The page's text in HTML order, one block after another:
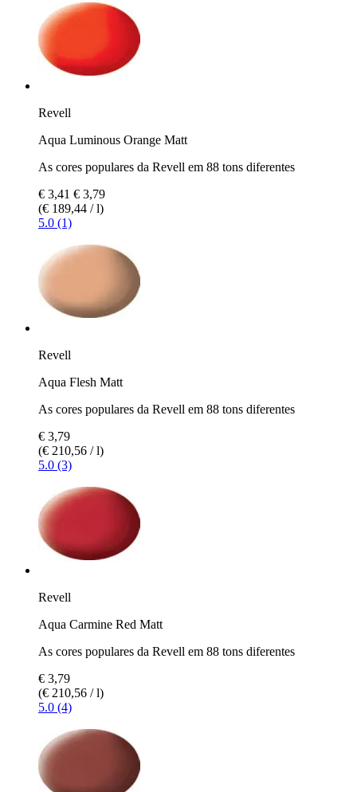
Revell
Aqua Luminous Orange Matt
As cores populares da Revell em 88 tons diferentes
€ 3,41 € 3,79
(€ 189,44 / l)
5.0 (1)
Revell
Aqua Flesh Matt
As cores populares da Revell em 88 tons diferentes
€ 3,79
(€ 210,56 / l)
5.0 (3)
Revell
Aqua Carmine Red Matt
As cores populares da Revell em 88 tons diferentes
€ 3,79
(€ 210,56 / l)
5.0 (4)